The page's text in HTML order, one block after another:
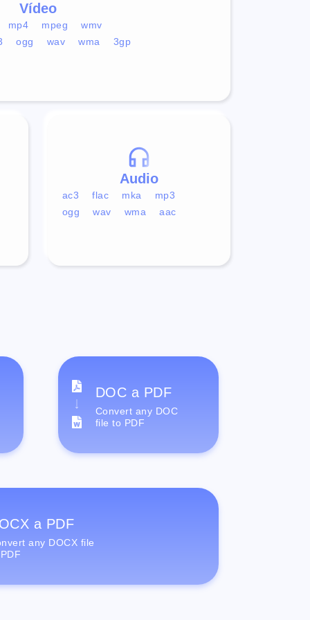
Vídeo
mp4 mpeg
wmv
ogg wav wma 3gp
Audio
ac3 flac mka
mp3
ogg
wav wma aac
DOC a PDF
Convert any DOC
file to PDF
a PDF
any DOCX file